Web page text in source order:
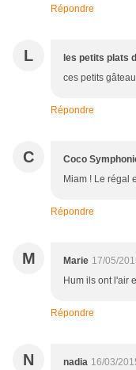
Répondre
L les petits plats
ces petits
Répondre
C Coco
Miam ! Le régal
Répondre
M Marie 17/05/
Hum ils ont l'air
Répondre
N nadia 16/03/